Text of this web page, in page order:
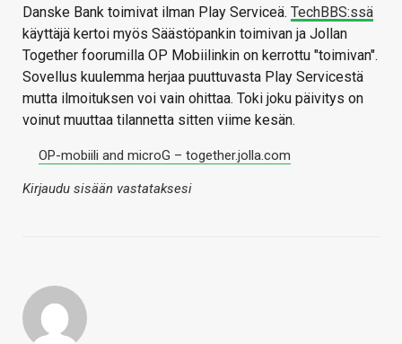
Danske Bank toimivat ilman Play Serviceä. TechBBS:ssä
käyttäjä kertoi myös Säästöpankin toimivan ja Jollan
Together foorumilla OP Mobiilinkin on kerrottu "toimivan".
Sovellus kuulemma herjaa puuttuvasta Play Servicestä
mutta ilmoituksen voi vain ohittaa. Toki joku päivitys on
voinut muuttaa tilannetta sitten viime kesän.
OP-mobiili and microG – together.jolla.com
Kirjaudu sisään vastataksesi